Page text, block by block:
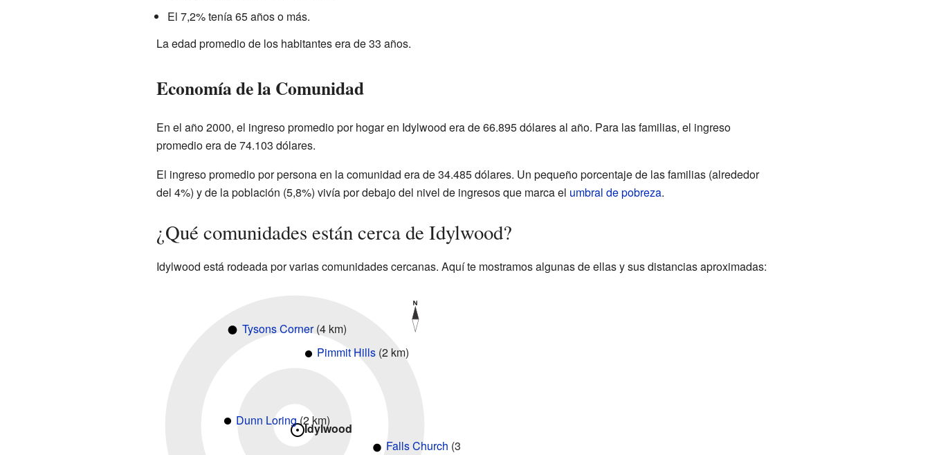
El 7,2% tenía 65 años o más.
La edad promedio de los habitantes era de 33 años.
Economía de la Comunidad
En el año 2000, el ingreso promedio por hogar en Idylwood era de 66.895 dólares al año. Para las familias, el ingreso
promedio era de 74.103 dólares.
El ingreso promedio por persona en la comunidad era de 34.485 dólares. Un pequeño porcentaje de las familias (alrededor
del 4%) y de la población (5,8%) vivía por debajo del nivel de ingresos que marca el umbral de pobreza.
¿Qué comunidades están cerca de Idylwood?
Idylwood está rodeada por varias comunidades cercanas. Aquí te mostramos algunas de ellas y sus distancias aproximadas:
Idylwood
Dunn Loring(2 km)
Falls Church (3
Pimmit Hills(2 km)
Tysons Corner(4 km)